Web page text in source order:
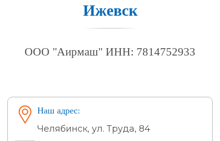
Ижевск
ООО "Аирмаш" ИНН: 7814752933
Наш адрес:
Челябинск, ул. Труда, 84